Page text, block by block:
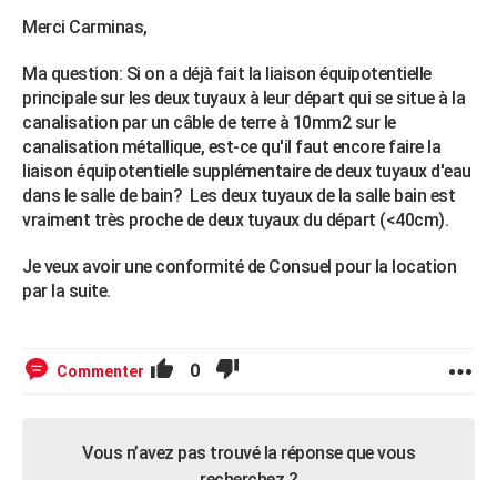
Merci Carminas,
Ma question: Si on a déjà fait la liaison équipotentielle
principale sur les deux tuyaux à leur départ qui se situe à la
canalisation par un câble de terre à 10mm2 sur le
canalisation métallique, est-ce qu'il faut encore faire la
liaison équipotentielle supplémentaire de deux tuyaux d'eau
dans le salle de bain? Les deux tuyaux de la salle bain est
vraiment très proche de deux tuyaux du départ (<40cm).
Je veux avoir une conformité de Consuel pour la location
par la suite.
Commenter 0
Vous n’avez pas trouvé la réponse que vous